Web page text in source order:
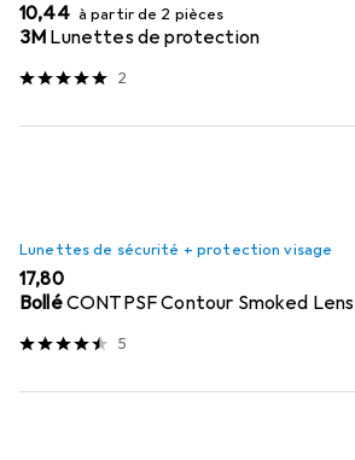
EUR
10,44 à partir de 2 pièces
3M Lunettes de protection
2
Lunettes de sécurité + protection visage
EUR
17,80
BolléCONTPSF Contour Smoked Lens
5